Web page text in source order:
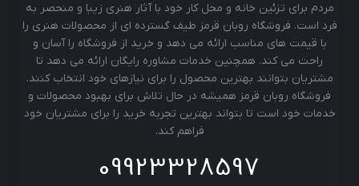
مردم برای تزئین خانه و محل کار خود با آثار هنری زیبا و منحصر به
فرد است. فروشگاه روبان قرمز طیف گسترده ای از محصولات هنری را
با قیمت های مناسب ارائه می دهد و خرید از فروشگاه را آسان و
راحت می کند. همچنین خدمات مشاوره رایگان ارائه می دهد تا
مشتریان بتوانند بهترین محصول را برای نیازهای خود انتخاب کنند.
فروشگاه روبان قرمز همیشه در حال تلاش برای بهبود محصولات و
خدمات خود است تا بتواند بهترین تجربه خرید را برای مشتریان خود
فراهم کند.
09923328597